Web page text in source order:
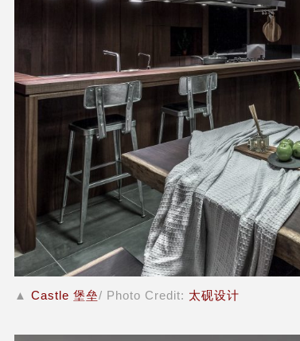
▲ Castle 堡垒/ Photo Credit: 太砚设计